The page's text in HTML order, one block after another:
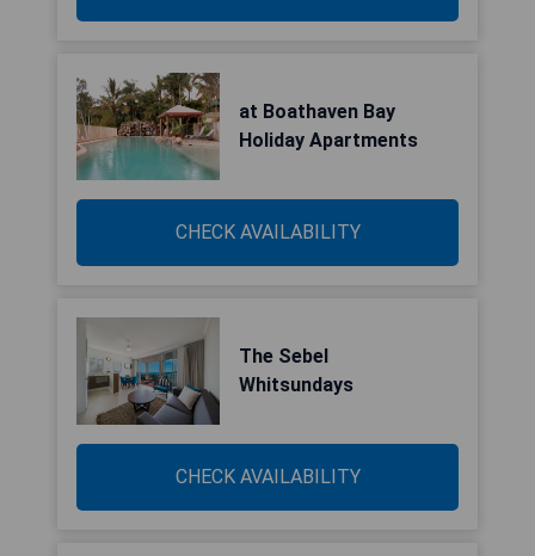
at Boathaven Bay
Holiday Apartments
CHECK AVAILABILITY
The Sebel
Whitsundays
CHECK AVAILABILITY